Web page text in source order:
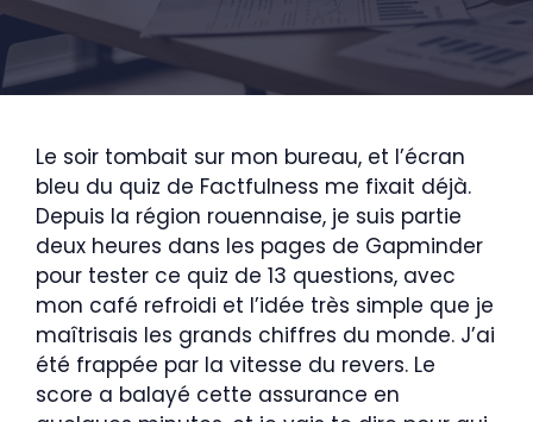
Le soir tombait sur mon bureau, et l’écran
bleu du quiz de Factfulness me fixait déjà.
Depuis la région rouennaise, je suis partie
deux heures dans les pages de Gapminder
pour tester ce quiz de 13 questions, avec
mon café refroidi et l’idée très simple que je
maîtrisais les grands chiffres du monde. J’ai
été frappée par la vitesse du revers. Le
score a balayé cette assurance en